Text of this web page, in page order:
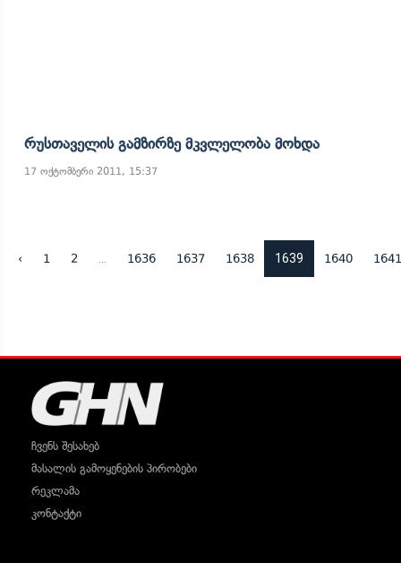
Რუსთაველის Გამზირზე Მკვლელობა Მოხდა
17 ოქტომბერი 2011, 15:37
‹ 1 2 1636 1637 1638 1639 1640 1641
ჩვენს შესახებ
მასალის გამოყენების პირობები
რეკლამა
კონტაქტი